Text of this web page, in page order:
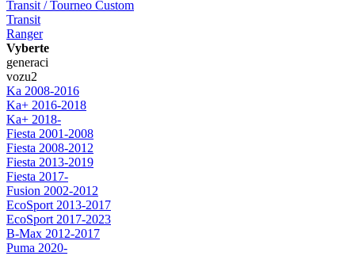
Transit / Tourneo Custom
Transit
Ranger
Vyberte
generaci
vozu2
Ka 2008-2016
Ka+ 2016-2018
Ka+ 2018-
Fiesta 2001-2008
Fiesta 2008-2012
Fiesta 2013-2019
Fiesta 2017-
Fusion 2002-2012
EcoSport 2013-2017
EcoSport 2017-2023
B-Max 2012-2017
Puma 2020-